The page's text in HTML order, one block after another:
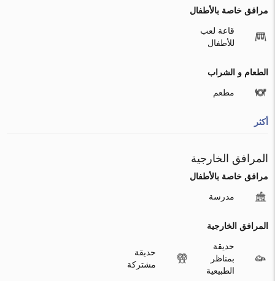
مرافق خاصة بالأطفال
قاعة لعب
للأطفال
الطعام و الشراب
مطعم
أكثر
المرافق الخارجية
مرافق خاصة بالأطفال
مدرسة
المرافق الخارجية
حديقة
بمناظر
الطبيعية
حديقة
مشتركة